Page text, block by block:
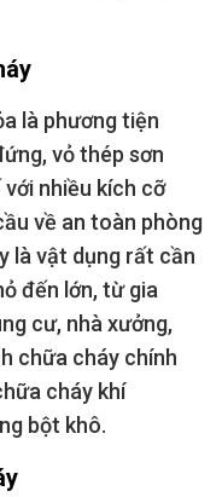
là phương tiện
vỏ thép sơn
nhiều kích cỡ
về an toàn phòng
là vật dụng rất cần
đến lớn, từ gia
cư, nhà xưởng,
chữa cháy chính
cháy khí
bột khô.